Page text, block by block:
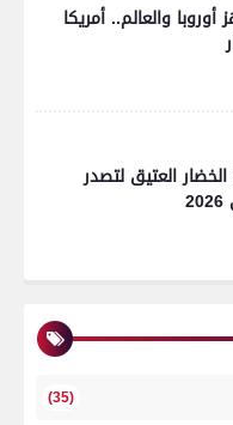
والعالم.. أمريكا
العتيق لتصدر
(35)